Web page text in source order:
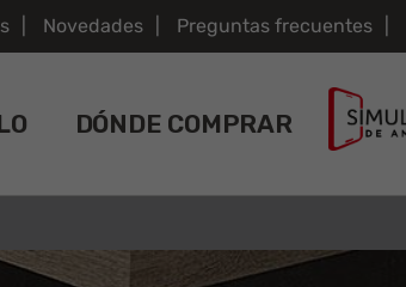
Novedades Preguntas frecuentes
DÓNDE COMPRAR